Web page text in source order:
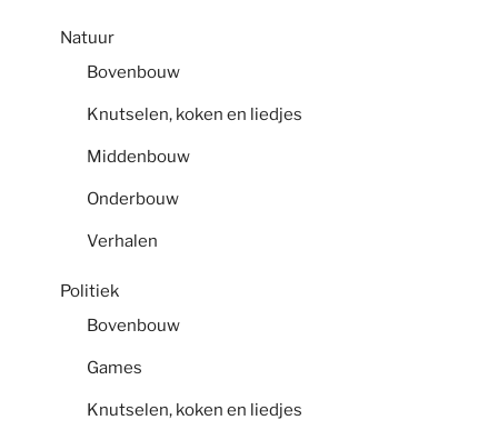
Natuur
Bovenbouw
Knutselen, koken en liedjes
Middenbouw
Onderbouw
Verhalen
Politiek
Bovenbouw
Games
Knutselen, koken en liedjes